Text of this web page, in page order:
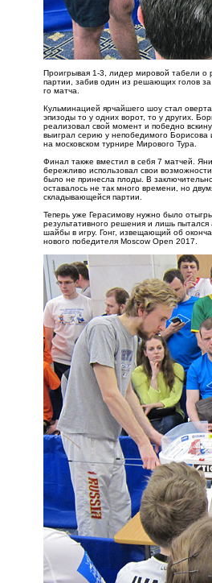
Проигрывая 1-3, лидер мировой табели о
партии, забив один из решающих голов
го матча.
Кульминацией ярчайшего шоу стал
эпизоды то у одних ворот, то у других.
реализовал свой момент и победно
выиграл серию у непобедимого
на московском турнире Мирового Тура.
Финал также вместил в себя 7 матчей.
бережливо использовал свои
было не принесла плоды. В
оставалось не так много времени, но
складывающейся партии.
Теперь уже Герасимову нужно было
результативного решения и лишь пытался
шайбы в игру. Гонг, извещающий об
нового победителя Moscow Open 2017.